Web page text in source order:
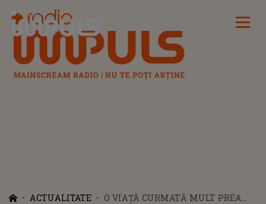
Radio Impuls
ACTUALITATE
O VIAȚĂ CURMATĂ MULT PREA